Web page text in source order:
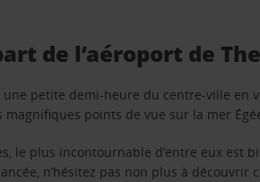
de l’aéroport de
une petite demi-heure du centre-ville
points de vue sur la mer
le plus incontournable d’entre eux
n’hésitez pas non plus à